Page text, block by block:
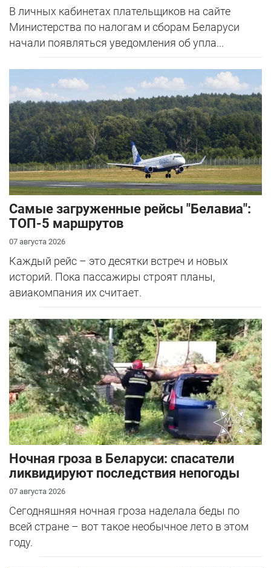
В личных кабинетах плательщиков на сайте
Министерства по налогам и сборам Беларуси
начали появляться уведомления об упла...
Самые загруженные рейсы "Белавиа":
ТОП-5 маршрутов
07 августа 2026
Каждый рейс – это десятки встреч и новых
историй. Пока пассажиры строят планы,
авиакомпания их считает.
Ночная гроза в Беларуси: спасатели
ликвидируют последствия непогоды
07 августа 2026
Сегодняшняя ночная гроза наделала беды по
всей стране – вот такое необычное лето в этом
году.